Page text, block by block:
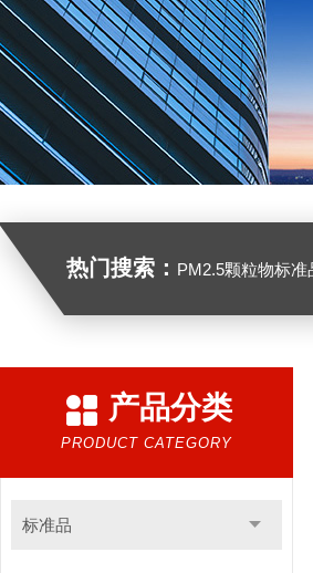
热门搜索： PM2.5颗粒物标准品
产品分类
PRODUCT CATEGORY
标准品